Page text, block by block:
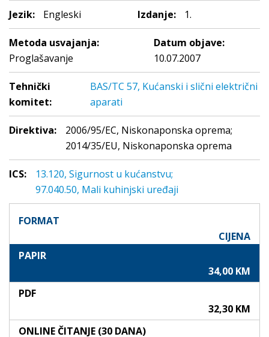
Jezik: Engleski Izdanje: 1.
Metoda usvajanja:
Proglašavanje
Datum objave:
10.07.2007
Tehnički
komitet:
BAS/TC 57, Kućanski i slični električni
aparati
Direktiva:
2006/95/EC, Niskonaponska oprema;
2014/35/EU, Niskonaponska oprema
ICS:
13.120, Sigurnost u kućanstvu;
97.040.50, Mali kuhinjski uređaji
FORMAT
CIJENA
PAPIR
34,00 KM
PDF
32,30 KM
ONLINE ČITANJE (30 DANA)